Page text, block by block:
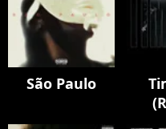
São Paulo